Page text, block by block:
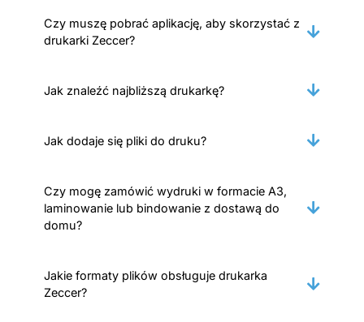
Czy muszę pobrać aplikację, aby skorzystać z
drukarki Zeccer?
Jak znaleźć najbliższą drukarkę?
Jak dodaje się pliki do druku?
Czy mogę zamówić wydruki w formacie A3,
laminowanie lub bindowanie z dostawą do
domu?
Jakie formaty plików obsługuje drukarka
Zeccer?